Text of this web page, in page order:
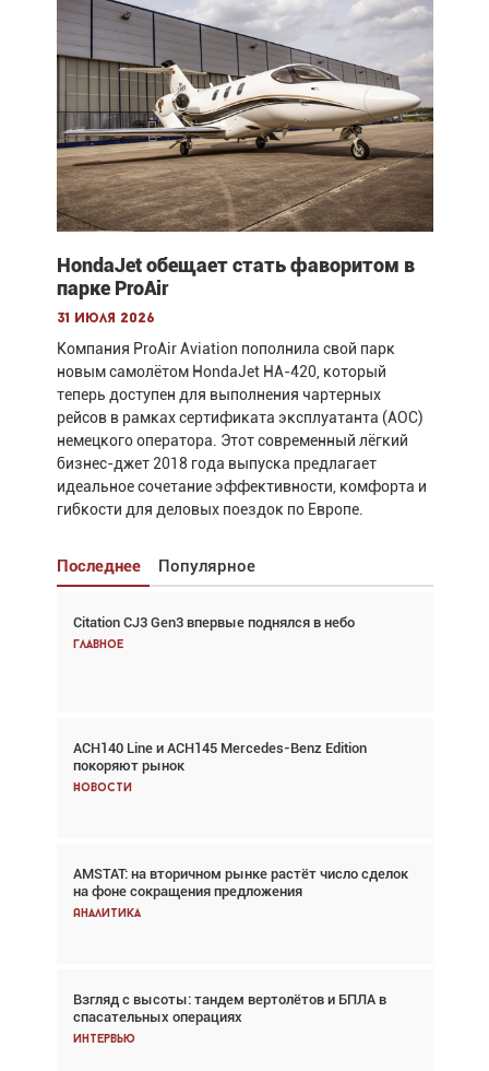
HondaJet обещает стать фаворитом в
парке ProAir
31 июля 2026
Компания ProAir Aviation пополнила свой парк
новым самолётом HondaJet HA-420, который
теперь доступен для выполнения чартерных
рейсов в рамках сертификата эксплуатанта (AOC)
немецкого оператора. Этот современный лёгкий
бизнес-джет 2018 года выпуска предлагает
идеальное сочетание эффективности, комфорта и
гибкости для деловых поездок по Европе.
Последнее Популярное
Citation CJ3 Gen3 впервые поднялся в небо
Главное
ACH140 Line и ACH145 Mercedes-Benz Edition
покоряют рынок
Новости
AMSTAT: на вторичном рынке растёт число сделок
на фоне сокращения предложения
Аналитика
Взгляд с высоты: тандем вертолётов и БПЛА в
спасательных операциях
Интервью
Взгляд с высоты: тандем вертолётов и БПЛА в
спасательных операциях
Авиационный фотограф Дэйв Кох: «Фотография
говорит сама за себя... а ИИ всё портит»
Новости
В городах чемпионата мира наблюдался подъём,
хотя общий трафик снизился
Аналитика
Частный самолёт – это актив. Подходите к
покупке соответствующим образом
Интервью